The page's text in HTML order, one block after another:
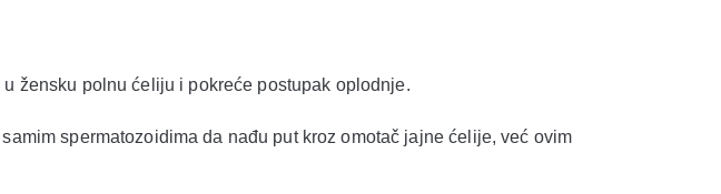
žensku polnu ćeliju i pokreće postupak oplodnje.
spermatozoidima da nađu put kroz omotač jajne ćelije, već ovim